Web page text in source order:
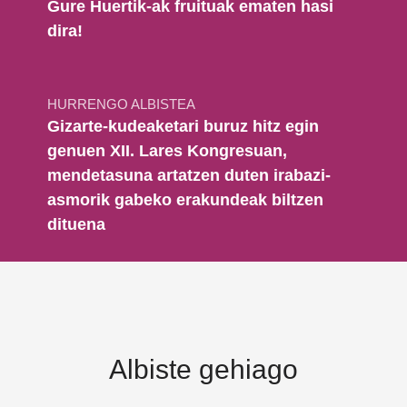
Gure Huertik-ak fruituak ematen hasi
dira!
HURRENGO ALBISTEA
Gizarte-kudeaketari buruz hitz egin
genuen XII. Lares Kongresuan,
mendetasuna artatzen duten irabazi-
asmorik gabeko erakundeak biltzen
dituena
Albiste gehiago